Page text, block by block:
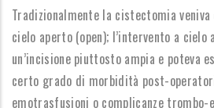
Tradizionalmente la cistectomia
cielo aperto (open); l’intervento a cielo
un’incisione piuttosto ampia e poteva
certo grado di morbidità post-
emotrasfusioni o complicanze trombo-